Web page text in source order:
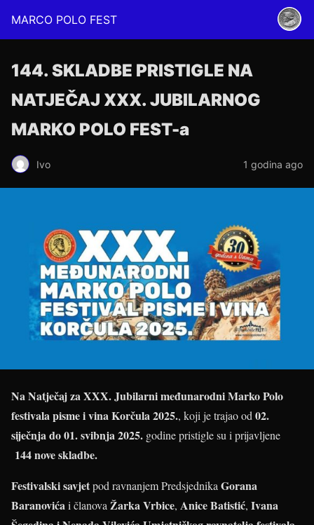
MARCO POLO FEST
144. SKLADBE PRISTIGLE NA
NATJEČAJ XXX. JUBILARNOG
MARKO POLO FEST-a
Ivo 1 godina ago
Na Natječaj za XXX. Jubilarni međunarodni Marko Polo
festivala pisme i vina Korčula 2025., koji je trajao od 02.
siječnja do 01. svibnja 2025. godine pristigle su i prijavljene
144 nove skladbe.
Festivalski savjetpod ravnanjem Predsjednika Gorana
Baranovićai članova Žarka Vrbice, Anice Batistić, Ivana